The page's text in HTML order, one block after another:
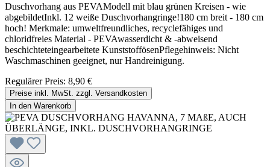
Duschvorhang aus PEVAModell mit blau grünen Kreisen - wie
abgebildetInkl. 12 weiße Duschvorhangringe!180 cm breit - 180 cm
hoch! Merkmale: umweltfreundliches, recyclefähiges und
chloridfreies Material - PEVAwasserdicht & -abweisend
beschichteteingearbeitete KunststoffösenPflegehinweis: Nicht
Waschmaschinen geeignet, nur Handreinigung.
Regulärer Preis: 8,90 €
Preise inkl. MwSt. zzgl. Versandkosten
In den Warenkorb